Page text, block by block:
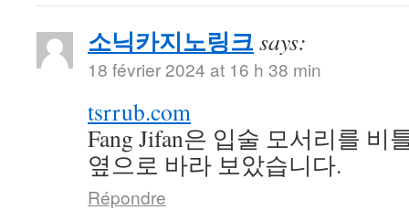
소닉카지노링크says:
18 février 2024 at 16 h 38 min
tsrrub.com
Fang Jifan은 입술 모서리를 비
옆으로 바라 보았습니다.
Répondre